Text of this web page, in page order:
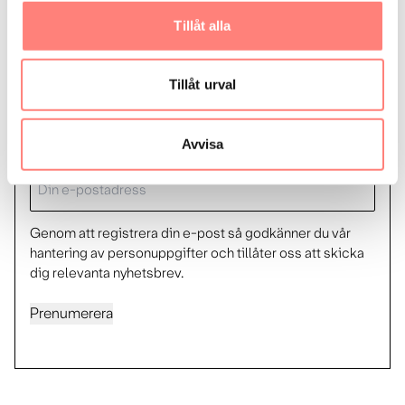
Tillåt alla
Tillåt urval
Avvisa
Få vårt nyhetsbrev
Eneff ger dig senaste nytt gällande effekt och
gång i kvartalet
E-
post
Genom att registrera din e-post så godkänner du vår
hantering av personuppgifter och tillåter oss att skicka
dig relevanta nyhetsbrev.
Prenumerera